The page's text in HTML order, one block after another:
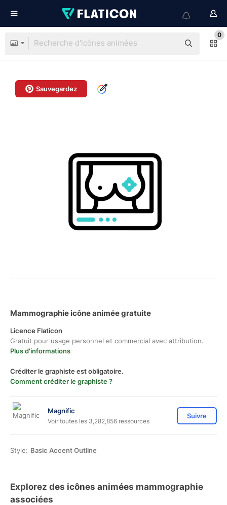
0
Sauvegardez
Mammographie icône animée gratuite
Licence Flaticon
Gratuit pour usage personnel et commercial avec attribution.
Plus d'informations
Créditer le graphiste est obligatoire.
Comment créditer le graphiste ?
Magnific
Voir toutes les 3,282,856 ressources
Suivre
Style: Basic Accent Outline
Explorez des icônes animées mammographie
associées